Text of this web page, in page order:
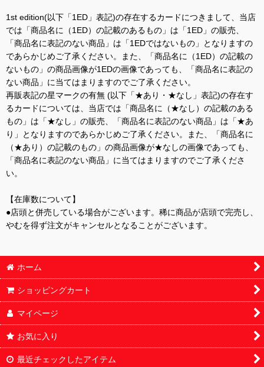
1st edition(以下「1ED」表記)の存在するカードにつきまして、当店
では「商品名に（1ED）の記載のあるもの」は「1ED」の販売、
「商品名に表記のない商品」は「1EDではないもの」となりますの
であらかじめご了承ください。また、「商品名に（1ED）の記載の
ないもの」の商品画像が1EDの画像であっても、「商品名に表記の
ない商品」に当てはまりますのでご了承ください。
再販表記の星マークの有無 (以下「★あり・★なし」表記)の存在す
るカードについては、当店では「商品名に（★なし）の記載のある
もの」は「★なし」の販売、「商品名に表記のない商品」は「★あ
り」となりますのであらかじめご了承ください。また、「商品名に
（★あり）の記載のもの」の商品画像が★なしの画像であっても、
「商品名に表記のない商品」に当てはまりますのでご了承くださ
い。
【在庫数について】
●店頭と併売している場合がございます。稀に商品が店頭で完売し、
やむを得ず注文がキャンセルとなることがございます。
ホーム
ショッピングカート
マイページ
お気に入り
最近チェックしたアイテム